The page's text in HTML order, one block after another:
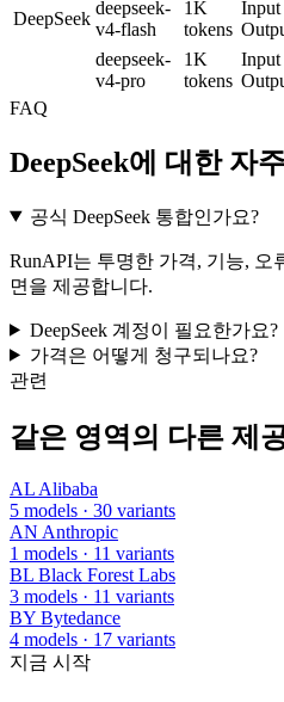
DeepSeek
deepseek-
v4-flash
1K
tokens
Input
deepseek-
v4-pro
1K
tokens
Input
FAQ
DeepSeek에 대한 자
공식 DeepSeek 통합인가요?
RunAPI는 투명한 가격, 기능, 오
면을 제공합니다.
DeepSeek 계정이 필요한가요?
가격은 어떻게 청구되나요?
관련
같은 영역의 다른 제
ALAlibaba
5 models · 30 variants
AN Anthropic
1 models · 11 variants
BL Black Forest Labs
3 models · 11 variants
BY Bytedance
4 models · 17 variants
지금 시작